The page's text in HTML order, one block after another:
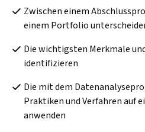
Zwischen einem
einem Portfolio
Die wichtigsten Merkmale
identifizieren
Die mit dem
Praktiken und Verfahren auf
anwenden